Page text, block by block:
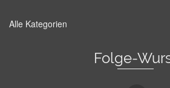
Alle Kategorien
Folge-